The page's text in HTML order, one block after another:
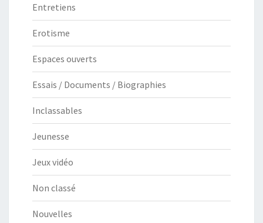
Entretiens
Erotisme
Espaces ouverts
Essais / Documents / Biographies
Inclassables
Jeunesse
Jeux vidéo
Non classé
Nouvelles